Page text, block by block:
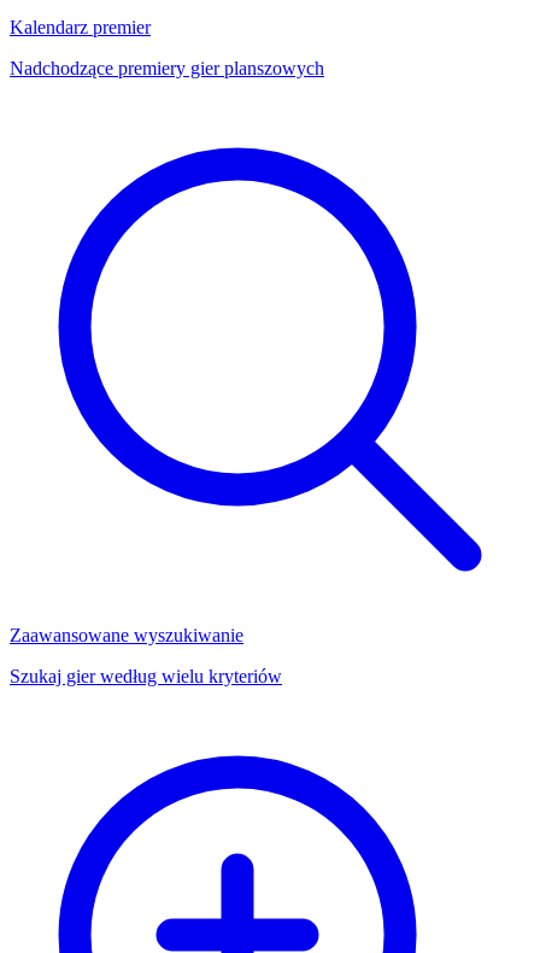
Kalendarz premier
Nadchodzące premiery gier planszowych
Zaawansowane wyszukiwanie
Szukaj gier według wielu kryteriów